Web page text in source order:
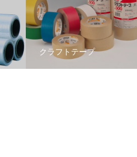
クラフトテープ